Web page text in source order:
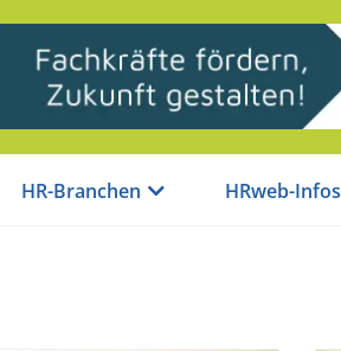
HR-Branchen HRweb-Infos